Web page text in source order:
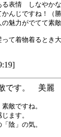
表情　しなやか
んじですね！（
魅力がでてて素敵
て着物着るとき
です。 美
敵ですね。
ます。
陰」の気。